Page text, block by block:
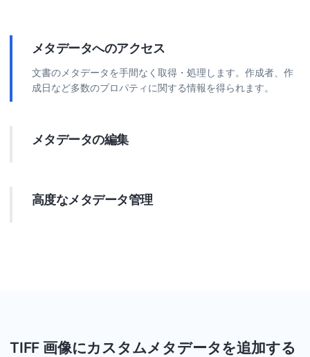
メタデータへのアクセス
文書のメタデータを手間なく取得・処理します。作成者、作
成日など多数のプロパティに関する情報を得られます。
メタデータの編集
高度なメタデータ管理
TIFF 画像にカスタムメタデータを追加する